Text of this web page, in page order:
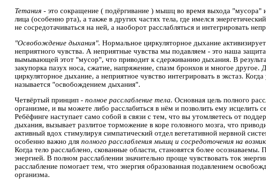
Тетания - это сокращение ( подёргивание ) мышц во время выхода "мусора"
лица (особенно рта), а также в других частях тела, где имелся
не сосредотачиваться на ней, а наоборот расслабляться и интегрировать
"Освобождение дыхания". Нормальное циркуляторное дыхание
неприятного чувства. А неприятные чувства мы подавляем - это наша
вымывающей этот "мусор", что приводит к сдерживанию дыхания. В
закупорка пазух носа, сжатие, напряжение, спазм бронхов и многое другое.
циркуляторное дыхание, а неприятное чувство интегрировать в экстаз.
называется "освобождением дыхания".
Четвёртый принцип - полное расслабление тела. Основная цель полного
организме, и вы можете либо расслабиться в нём и позволить ему исцелить
Ребёфинге наступает само собой в связи с тем, что вы утомляетесь от
дыхания, вызывает разлитое торможение в коре головного мозга, что
активный вдох стимулируя симпатический отдел вегетативной нервной
особенно важно для полного расслабления мышц и сосредоточения на
Когда тело расслаблено, скованные области, становятся более
энергией. В полном расслаблении значительно проще чувствовать ток
расслабление помогает тем, что энергия образованная подавлением
организма.